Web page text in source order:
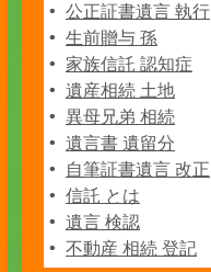
公正証書遺言 執行
生前贈与 孫
家族信託 認知症
遺産相続 土地
異母兄弟 相続
遺言書 遺留分
自筆証書遺言 改正
信託 とは
遺言 検認
不動産 相続 登記